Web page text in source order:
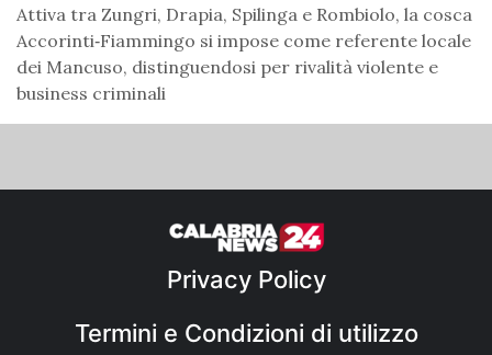
Attiva tra Zungri, Drapia, Spilinga e Rombiolo, la cosca
Accorinti‑Fiammingo si impose come referente locale
dei Mancuso, distinguendosi per rivalità violente e
business criminali
Privacy Policy
Termini e Condizioni di utilizzo